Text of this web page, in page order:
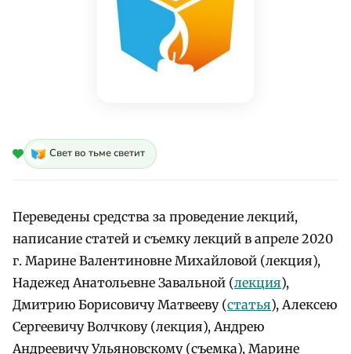
Свет во тьме светит
Переведены средства за проведение лекций,
написание статей и съемку лекций в апреле 2020
г. Марине Валентиновне Михайловой (лекция),
Надежед Анатольевне Завальной (лекция),
Дмитрию Борисовичу Матвееву (статья), Алексею
Сергеевичу Волчкову (лекция), Андрею
Андреевичу Ульяновскому (съемка), Марине